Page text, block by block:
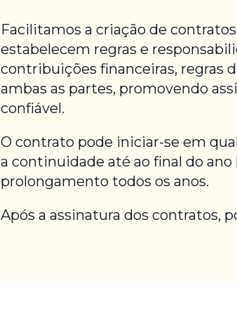
Facilitamos a criação de
estabelecem regras e
contribuições financeiras, regras
ambas as partes, promovendo
confiável.
O contrato pode iniciar-se em
a continuidade até ao final do
prolongamento todos os anos.
Após a assinatura dos contratos,